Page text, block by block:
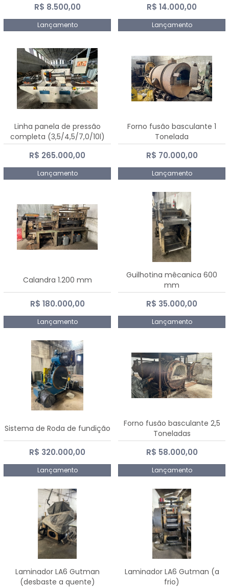
R$ 8.500,00
Lançamento
R$ 14.000,00
Lançamento
Linha panela de pressão
completa (3,5/4,5/7,0/10l)
R$ 265.000,00
Lançamento
Forno fusão basculante 1
Tonelada
R$ 70.000,00
Lançamento
Calandra 1.200 mm
R$ 180.000,00
Lançamento
Guilhotina mêcanica 600
mm
R$ 35.000,00
Lançamento
Sistema de Roda de fundição
R$ 320.000,00
Lançamento
Forno fusão basculante 2,5
Toneladas
R$ 58.000,00
Lançamento
Laminador LA6 Gutman
(desbaste a quente)
Laminador LA6 Gutman (a
frio)